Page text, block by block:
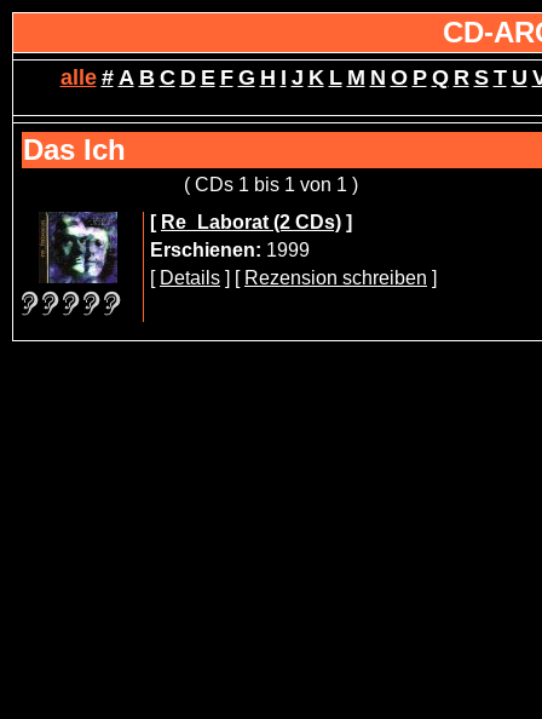
CD-
alle # A B C D E F G H I J K L M N O P Q R S T U
Das Ich
( CDs 1 bis 1 von 1 )
[ Re_Laborat (2 CDs) ]
Erschienen: 1999
[ Details ] [ Rezension schreiben ]